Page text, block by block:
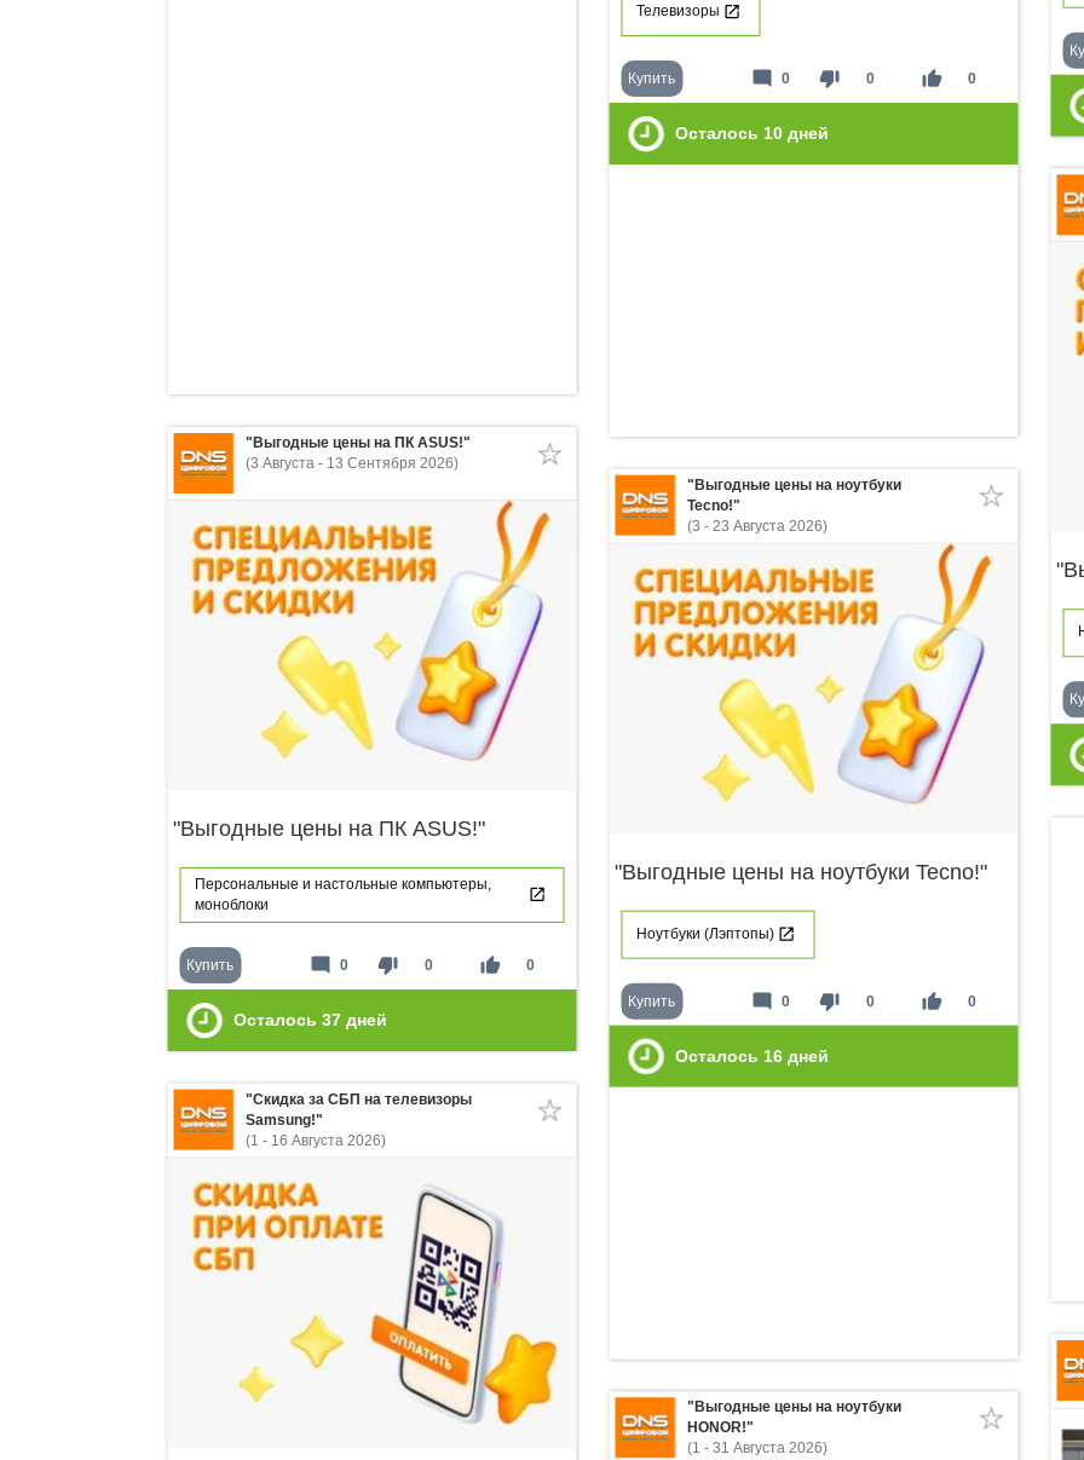
Телевизоры
Купить thumb_down 0 thumb_up 0
mode_comment 0
Осталось 10 дней
"Выгодные цены на ПК ASUS!"
(3 Августа - 13 Сентября 2026)
"Выгодные цены на ПК ASUS!"
Персональные и настольные компьютеры,
моноблоки
Купить thumb_down 0 thumb_up 0
mode_comment 0
Осталось 37 дней
"Выгодные цены на ноутбуки
Tecno!"
(3 - 23 Августа 2026)
"Выгодные цены на ноутбуки Tecno!"
Ноутбуки (Лэптопы)
Купить thumb_down 0 thumb_up 0
mode_comment 0
Осталось 16 дней
"Скидка за СБП на телевизоры
Samsung!"
(1 - 16 Августа 2026)
"Выгодные цены на ноутбуки
HONOR!"
(1 - 31 Августа 2026)